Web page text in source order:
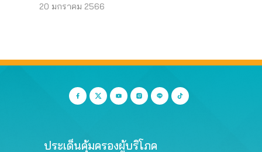
20 มกราคม 2566
ประเด็นคุ้มครองผู้บริโภค